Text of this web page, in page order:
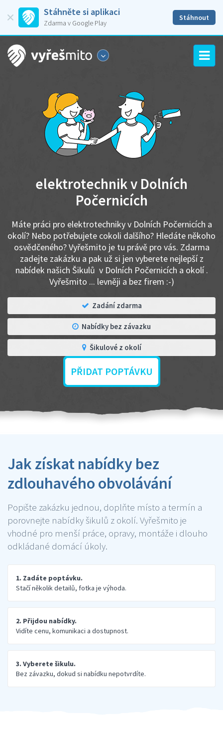
Stáhněte si aplikaci
Zdarma v Google Play
Stáhnout
elektrotechnik v Dolních
Počernicích
Máte práci pro elektrotechniky v Dolních Počernicích a
okolí? Nebo potřebujete cokoli dalšího? Hledáte někoho
osvědčeného? Vyřešmito je tu právě pro vás. Zdarma
zadejte zakázku a pak už si jen vyberete nejlepší z
nabídek našich Šikulů v Dolních Počernicích a okolí .
Vyřešmito ... levněji a bez firem :-)
Zadání zdarma
Nabídky bez závazku
Šikulové z okolí
PŘIDAT POPTÁVKU
Jak získat nabídky bez
zdlouhavého obvolávání
Popište zakázku jednou, doplňte místo a termín a
porovnejte nabídky šikulů z okolí. Vyřešmito je
vhodné pro menší práce, opravy, montáže i dlouho
odkládané domácí úkoly.
1. Zadáte poptávku.
Stačí několik detailů, fotka je výhoda.
2. Přijdou nabídky.
Vidíte cenu, komunikaci a dostupnost.
3. Vyberete šikulu.
Bez závazku, dokud si nabídku nepotvrdíte.